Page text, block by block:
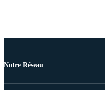
Notre Réseau